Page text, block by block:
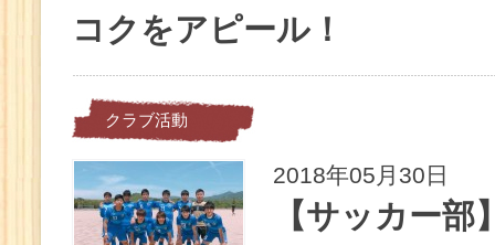
コクをアピール！
クラブ活動
2018年05月30日
【サッカー